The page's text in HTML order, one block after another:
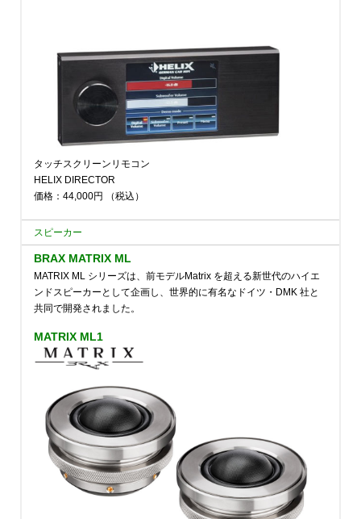
タッチスクリーンリモコン
HELIX DIRECTOR
価格：44,000円
（税込）
スピーカー
BRAX MATRIX ML
MATRIX ML シリーズは、前モデルMatrix を超える新世代のハイエ
ンドスピーカーとして企画し、世界的に有名なドイツ・DMK 社と
共同で開発されました。
MATRIX ML1